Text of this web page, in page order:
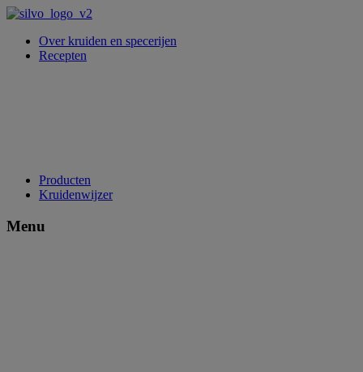
Over kruiden en specerijen
Recepten
Producten
Kruidenwijzer
Menu